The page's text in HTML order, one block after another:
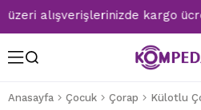
alışverişlerinizde kargo
Anasayfa Çocuk Çorap Külotlu